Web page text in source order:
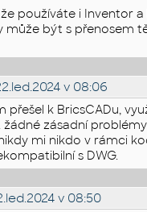
používáte i Inventor a
být s přenosem
v 08:06
přešel k BricsCADu,
žádné zásadní
mi nikdo v rámci
s DWG.
v 08:50